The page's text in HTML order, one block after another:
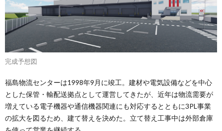
完成予想図
福島物流センターは1998年9月に竣工。建材や電気設備などを中心
とした保管・輸配送拠点として運営してきたが、近年は物流需要が
増えている電子機器や通信機器関連にも対応するとともに3PL事業
の拡大を図るため、建て替えを決めた。立て替え工事中は外部倉庫